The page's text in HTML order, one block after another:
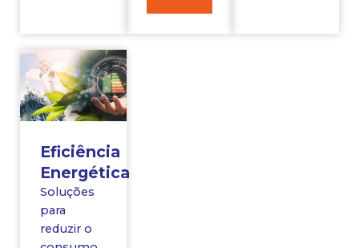
Eficiência
Energética
Soluções
para
reduzir o